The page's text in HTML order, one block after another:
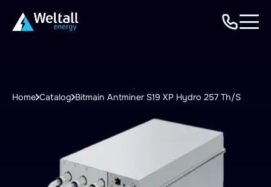
Home Catalog Bitmain Antminer S19 XP Hydro 257 Th/S